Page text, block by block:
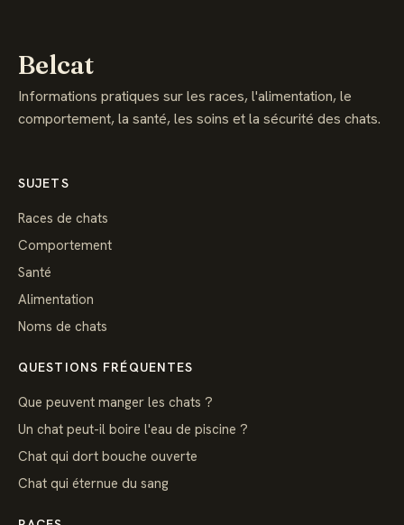
Belcat
Informations pratiques sur les races, l'alimentation, le
comportement, la santé, les soins et la sécurité des chats.
SUJETS
Races de chats
Comportement
Santé
Alimentation
Noms de chats
QUESTIONS FRÉQUENTES
Que peuvent manger les chats ?
Un chat peut-il boire l'eau de piscine ?
Chat qui dort bouche ouverte
Chat qui éternue du sang